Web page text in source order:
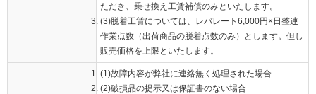
ただき、乗せ換え工賃補償のみといたします。
(3)脱着工賃については、レバレート6,000円×日整連
作業点数（出荷商品の脱着点数のみ）とします。但し
販売価格を上限といたします。
(1)故障内容が弊社に連絡無く処理された場合
(2)破損品の提示又は保証書のない場合